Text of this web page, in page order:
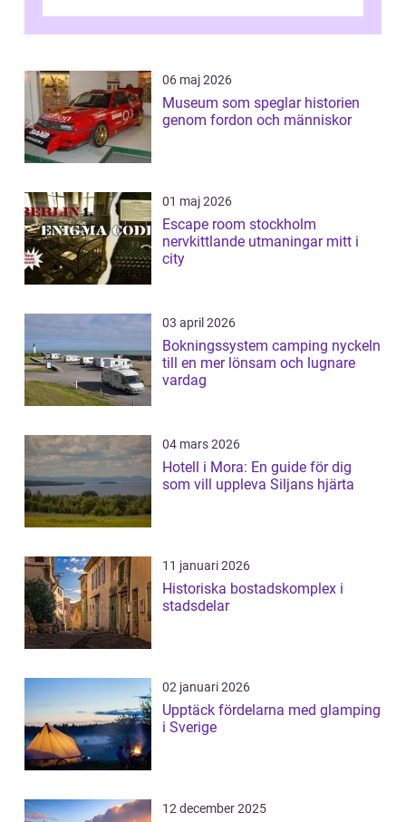
06 maj 2026
Museum som speglar historien
genom fordon och människor
01 maj 2026
Escape room stockholm
nervkittlande utmaningar mitt i
city
03 april 2026
Bokningssystem camping nyckeln
till en mer lönsam och lugnare
vardag
04 mars 2026
Hotell i Mora: En guide för dig
som vill uppleva Siljans hjärta
11 januari 2026
Historiska bostadskomplex i
stadsdelar
02 januari 2026
Upptäck fördelarna med glamping
i Sverige
12 december 2025